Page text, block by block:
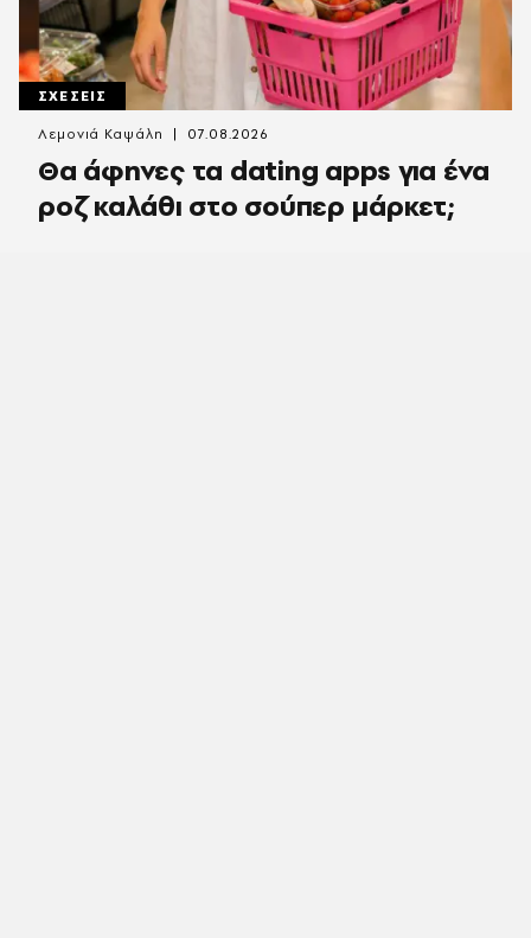
ΣΧΕΣΕΙΣ
Θα άφηνες τα dating apps για ένα
ροζ καλάθι στο σούπερ μάρκετ;
Λεμονιά Καψάλη 07.08.2026